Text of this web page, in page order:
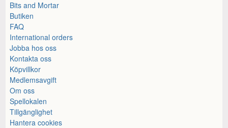
Bits and Mortar
Butiken
FAQ
International orders
Jobba hos oss
Kontakta oss
Köpvillkor
Medlemsavgift
Om oss
Spellokalen
Tillgänglighet
Hantera cookies